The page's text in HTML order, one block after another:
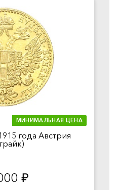
МИНИМАЛЬНАЯ ЦЕНА
года Австрия
руб.